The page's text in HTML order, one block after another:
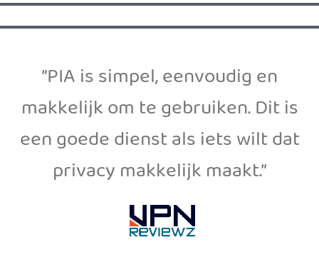
”PIA is simpel, eenvoudig en
makkelijk om te gebruiken. Dit is
een goede dienst als iets wilt dat
privacy makkelijk maakt.”